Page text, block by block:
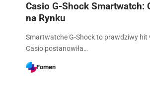
Casio G-Shock Smartwatch:
na Rynku
Smartwatche G-Shock to prawdziwy hit
Casio postanowiła…
Fomen